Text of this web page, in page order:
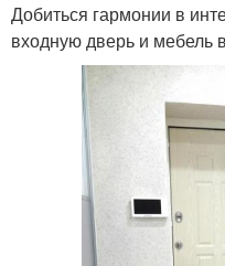
Добиться гармонии в
входную дверь и мебель